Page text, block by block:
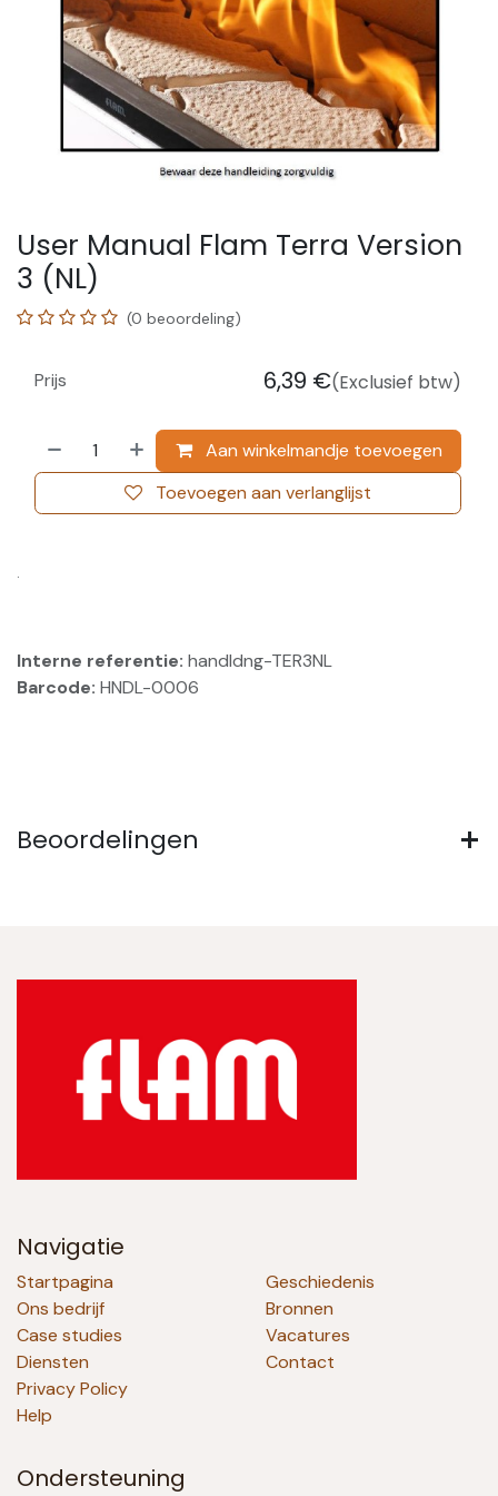
User Manual Flam Terra Version
3 (NL)
(0 beoordeling)
Aan winkelmandje toevoegen
Toevoegen aan verlanglijst
Prijs 6,39 €(Exclusief btw)
Interne referentie: handldng-TER3NL
Barcode: HNDL-0006
Beoordelingen
Navigatie
Startpagina
Ons bedrijf
Case studies
Diensten
Privacy Policy
Help
Geschiedenis
Bronnen
Vacatures
Contact
Ondersteuning